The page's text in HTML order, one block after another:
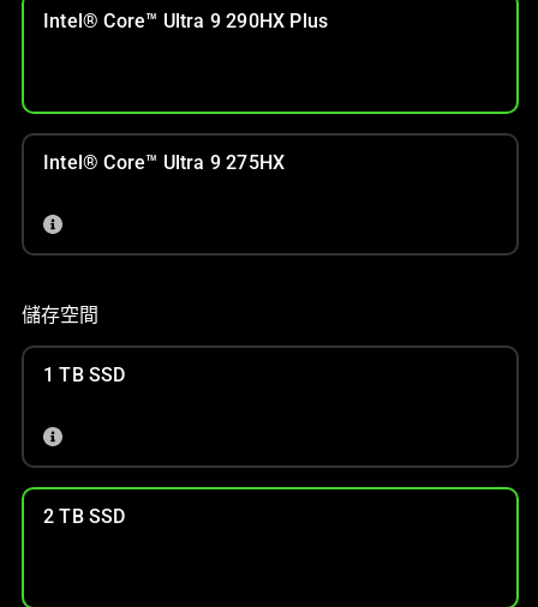
Intel® Core™ Ultra 9 290HX Plus
Intel® Core™ Ultra 9 275HX
儲存空間
1 TB SSD
2 TB SSD